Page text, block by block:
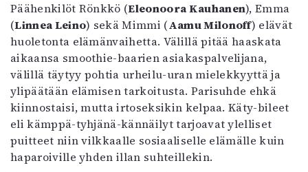
Päähenkilöt Rönkkö (Eleonoora Kauhanen), Emma
(Linnea Leino) sekä Mimmi (Aamu Milonoff) elävät
huoletonta elämänvaihetta. Välillä pitää haaskata
aikaansa smoothie-baarien asiakaspalvelijana,
välillä täytyy pohtia urheilu-uran mielekkyyttä ja
ylipäätään elämisen tarkoitusta. Parisuhde ehkä
kiinnostaisi, mutta irtoseksikin kelpaa. Käty-bileet
eli kämppä-tyhjänä-kännäilyt tarjoavat ylelliset
puitteet niin vilkkaalle sosiaaliselle elämälle kuin
haparoiville yhden illan suhteillekin.